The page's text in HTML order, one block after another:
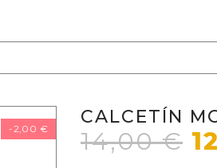
-2,00 €
CALCETÍN
14,00 €